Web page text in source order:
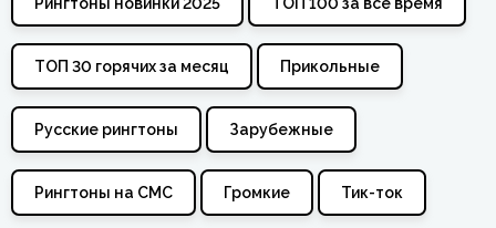
ТОП 30 горячих за месяц Прикольные
Русские рингтоны Зарубежные
Рингтоны на СМС Громкие Тик-ток